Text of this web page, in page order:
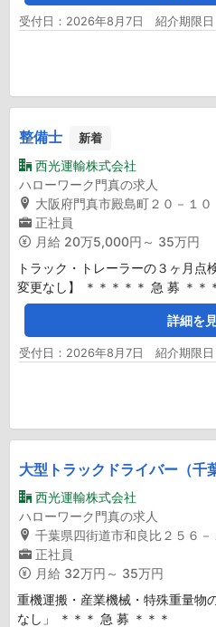
受付日：2026年8月7日 紹介期限日
整備士 新着
西光運輸株式会社
ハローワーク門真の求人
大阪府門真市殿島町２０－１０
正社員
月給 20万5,000円～ 35万円
トラック・トレーラーの３ヶ月点
変更なし】 ＊＊＊＊＊ 急 募 ＊＊
詳細を
受付日：2026年8月7日 紹介期限日
大型トラックドライバー（千
西光運輸株式会社
ハローワーク門真の求人
千葉県四街道市和良比２５６
正社員
月給 32万円～ 35万円
重機運搬・産業機械・特殊重量物
なし」 ＊＊＊ 急 募 ＊＊＊